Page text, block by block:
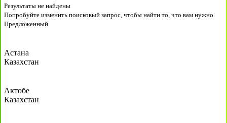
Результаты не найдены
Попробуйте изменить поисковый запрос, чтобы найти то, что вам нужно.
Предложенный
Астана
Казахстан
Актобе
Казахстан